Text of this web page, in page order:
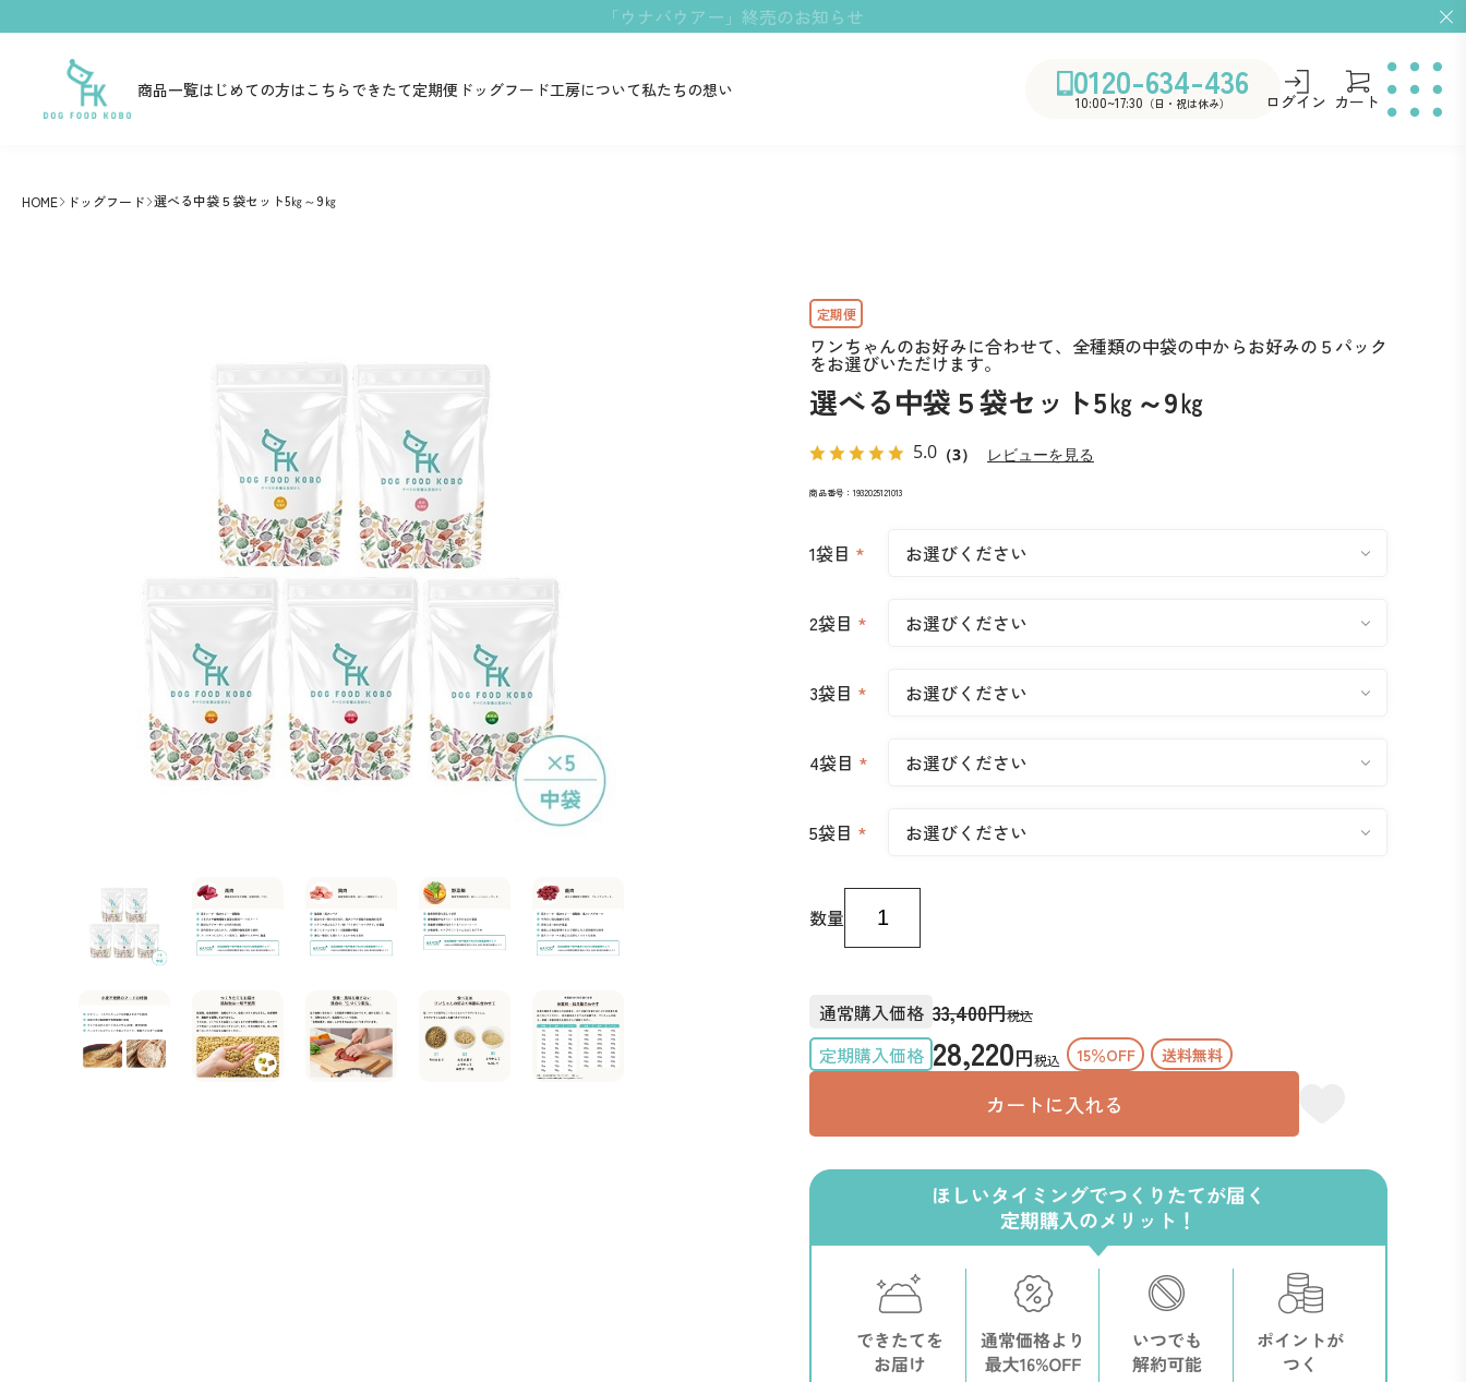
「ウナバウアー」終売のお知らせ
商品一覧はじめての方はこちらできたて定期便 ドッグフード工房について私たちの想い 0120-634-436
10:00~17:30 （日・祝は休み） ログイン カート
HOME ドッグフード 選べる中袋５袋セット5㎏～9㎏
ワンちゃんのお好みに合わせて、全種類の中袋の中からお好みの５パック
をお選びいただけます。
選べる中袋５袋セット5㎏～9㎏
5.0 （3） レビューを見る
商品番号：1932025121013
1袋目 *
2袋目 *
3袋目 *
4袋目 *
5袋目 *
数量
通常購入価格 33,400円税込
定期購入価格 28,220円税込 15％OFF
カートに入れる